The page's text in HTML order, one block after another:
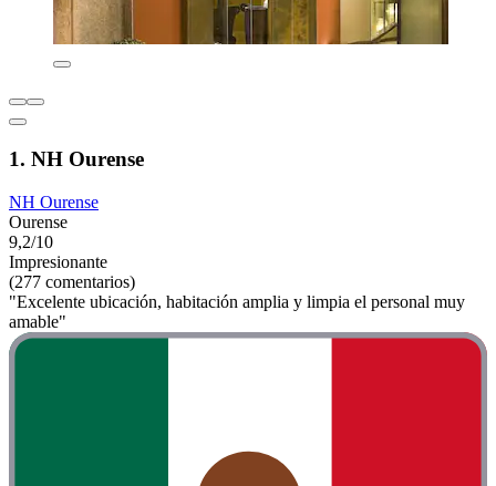
1. NH Ourense
NH Ourense
Ourense
9,2/10
Impresionante
(277 comentarios)
"Excelente ubicación, habitación amplia y limpia el personal muy
amable"